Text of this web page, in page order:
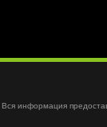
Вся информация